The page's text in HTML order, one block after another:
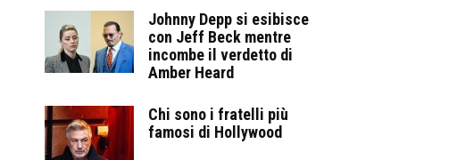
Johnny Depp si esibisce
con Jeff Beck mentre
incombe il verdetto di
Amber Heard
Chi sono i fratelli più
famosi di Hollywood